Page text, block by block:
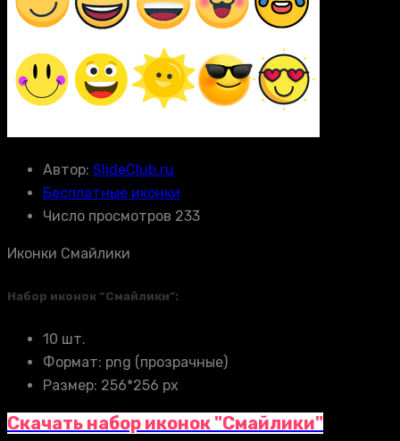
Автор: SlideClub.ru
Бесплатные иконки
Число просмотров 233
Иконки Смайлики
Набор иконок “Смайлики”:
10 шт.
Формат: png (прозрачные)
Размер: 256*256 px
Скачать набор иконок "Смайлики"